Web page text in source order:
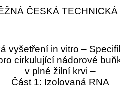
ČESKÁ
vyšetření in vitro –
cirkulující nádorové
v plné žilní krvi –
Část 1: Izolovaná RNA